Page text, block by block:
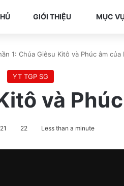
GIỚI THIỆU MỤC
1: Chúa Giêsu Kitô và Phúc âm của
YT TGP SG
và
22 Less than a minute